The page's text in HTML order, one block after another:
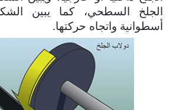
الجلخ السطحي، كما يبين
أسطوانية واتجاه حركتها.